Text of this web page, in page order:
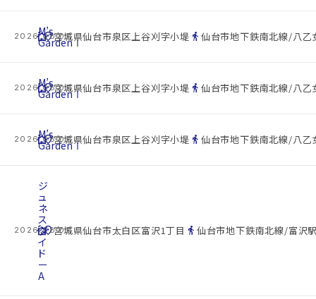
2026.08.07
cottage
M’s
GardenⅠ
location_on宮城県仙台市泉区上谷刈字小堤 directions_walk 仙台市地下鉄南北線/八乙
2026.08.07
cottage
M’s
GardenⅠ
location_on宮城県仙台市泉区上谷刈字小堤 directions_walk 仙台市地下鉄南北線/八乙
2026.08.07
cottage
M’s
GardenⅠ
location_on宮城県仙台市泉区上谷刈字小堤 directions_walk 仙台市地下鉄南北線/八乙
2026.08.07
cottage
ジ
ュ
ネ
ス
ダ
イ
ド
ー
A
location_on宮城県仙台市太白区富沢1丁目 directions_walk 仙台市地下鉄南北線/富沢